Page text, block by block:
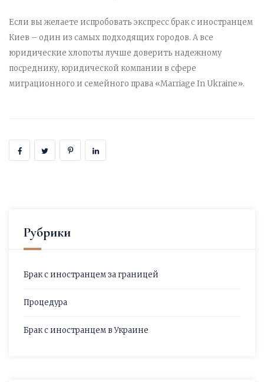
Если вы желаете испробовать экспресс брак с иностранцем
Киев – один из самых подходящих городов. А все
юридические хлопоты лучше доверить надежному
посреднику, юридической компании в сфере
миграционного и семейного права «Marriage In Ukraine».
Рубрики
Брак с иностранцем за границей
Процедура
Брак с иностранцем в Украине